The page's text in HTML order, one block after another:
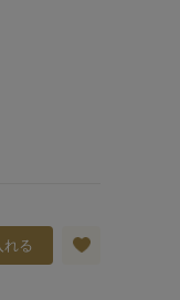
れる